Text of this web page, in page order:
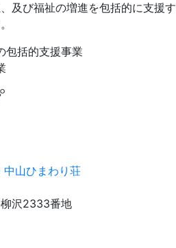
及び福祉の増進を包括的に支援す
包括的支援事業
沢2333番地